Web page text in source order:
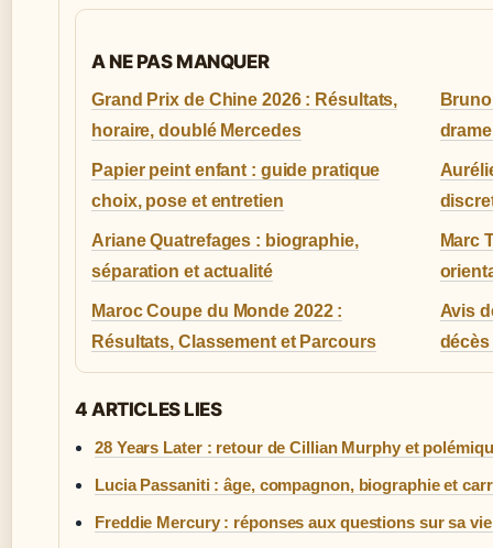
A NE PAS MANQUER
Grand Prix de Chine 2026 : Résultats,
horaire, doublé Mercedes
Papier peint enfant : guide pratique
choix, pose et entretien
Ariane Quatrefages : biographie,
séparation et actualité
Marc
Maroc Coupe du Monde 2022 :
Résultats, Classement et Parcours
Avis
décès
4 ARTICLES LIES
28 Years Later : retour de Cillian Murphy et
Lucia Passaniti : âge, compagnon, biographie et
Freddie Mercury : réponses aux questions sur sa